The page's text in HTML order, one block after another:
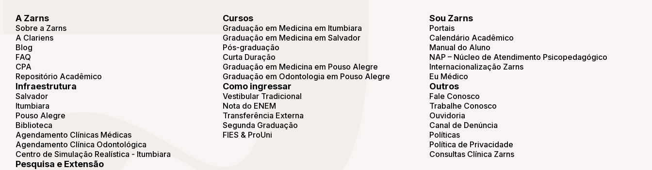
A Zarns
Sobre a Zarns
A Clariens
Blog
FAQ
CPA
Repositório Acadêmico
Infraestrutura
Salvador
Itumbiara
Pouso Alegre
Biblioteca
Agendamento Clínicas Médicas
Agendamento Clínica Odontológica
Centro de Simulação Realística - Itumbiara
Pesquisa e Extensão
Cursos
Graduação em Medicina em Itumbiara
Graduação em Medicina em Salvador
Pós-graduação
Curta Duração
Graduação em Medicina em Pouso Alegre
Graduação em Odontologia em Pouso Alegre
Como ingressar
Vestibular Tradicional
Nota do ENEM
Transferência Externa
Segunda Graduação
FIES & ProUni
Sou Zarns
Portais
Calendário Acadêmico
Manual do Aluno
NAP – Núcleo de Atendimento Psicopedagógico
Internacionalização Zarns
Eu Médico
Outros
Fale Conosco
Trabalhe Conosco
Ouvidoria
Canal de Denúncia
Políticas
Política de Privacidade
Consultas Clínica Zarns